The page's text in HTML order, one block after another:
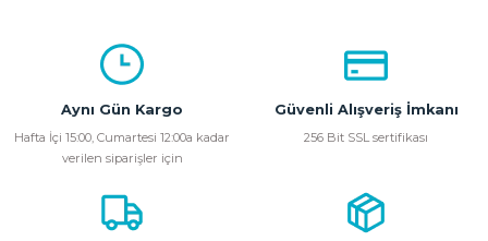
kullanarak tarafımıza iletebilirsiniz.
Görüş ve önerileriniz için teşekkür ederiz.
Ürün açıklamasında eksik bilgiler bulunuyor.
Ürün bilgilerinde hatalar bulunuyor.
Ürün fiyatı diğer sitelerden daha pahalı.
Aynı Gün Kargo
Hafta İçi 15:00, Cumartesi 12:00a kadar
verilen siparişler için
Güvenli Alışveriş İmkanı
256 Bit SSL sertifikası